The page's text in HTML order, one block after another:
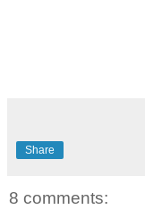
Share
8 comments: